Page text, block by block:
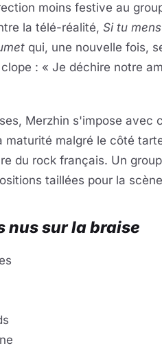
moins festive au
la télé-réalité, Si tu mens
qui, une nouvelle fois,
: « Je déchire notre
Merzhin s'impose avec
maturité malgré le côté
du rock français. Un
taillées pour la
nus sur la braise